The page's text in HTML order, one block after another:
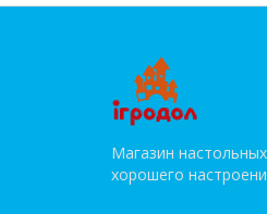
Магазин
хорошего